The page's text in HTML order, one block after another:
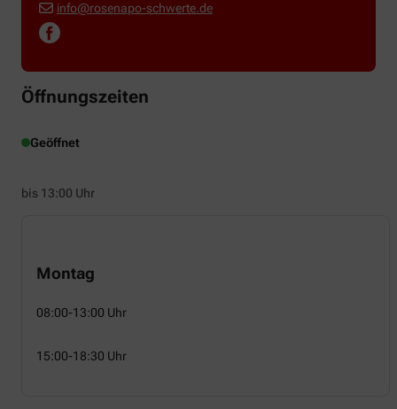
info@rosenapo-schwerte.de
Öffnungszeiten
Geöffnet
bis 13:00 Uhr
Montag
08:00-13:00 Uhr
15:00-18:30 Uhr